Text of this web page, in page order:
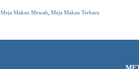
Meja Makan Mewah, Meja Makan Terbaru